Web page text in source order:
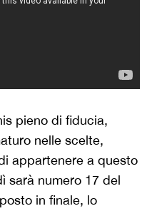
pieno di fiducia,
nelle scelte,
appartenere a questo
sarà numero 17 del
in finale, lo